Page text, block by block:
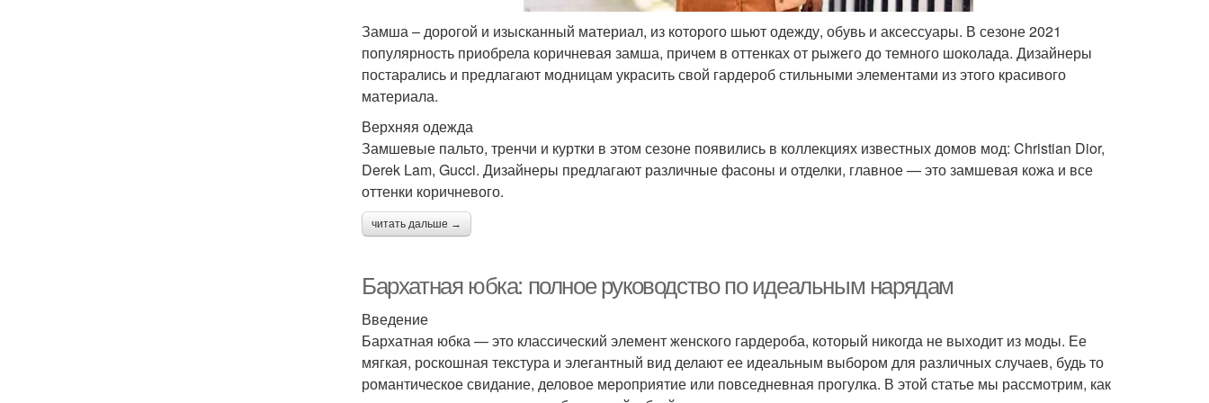
Замша – дорогой и изысканный материал, из которого шьют одежду, обувь и аксессуары. В сезоне 2021
популярность приобрела коричневая замша, причем в оттенках от рыжего до темного шоколада. Дизайнеры
постарались и предлагают модницам украсить свой гардероб стильными элементами из этого красивого
материала.
Верхняя одежда
Замшевые пальто, тренчи и куртки в этом сезоне появились в коллекциях известных домов мод: Christian Dior,
Derek Lam, Gucci. Дизайнеры предлагают различные фасоны и отделки, главное — это замшевая кожа и все
оттенки коричневого.
читать дальше →
Бархатная юбка: полное руководство по идеальным нарядам
Введение
Бархатная юбка — это классический элемент женского гардероба, который никогда не выходит из моды. Ее
мягкая, роскошная текстура и элегантный вид делают ее идеальным выбором для различных случаев, будь то
романтическое свидание, деловое мероприятие или повседневная прогулка. В этой статье мы рассмотрим, как